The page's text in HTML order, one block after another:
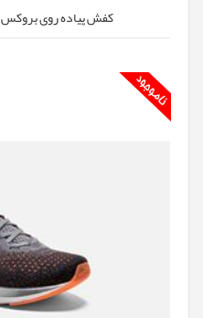
کفش پیاده روی بروکس BROOKS RICOCHET